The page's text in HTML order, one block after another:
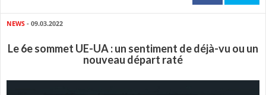
NEWS - 09.03.2022
Le 6e sommet UE-UA : un sentiment de déjà-vu ou un
nouveau départ raté